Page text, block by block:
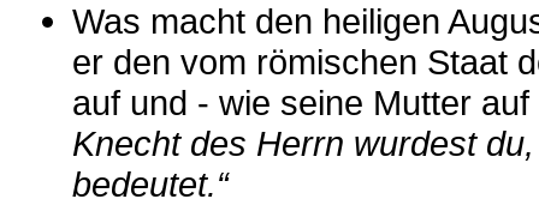
Was macht den heiligen
er den vom römischen Staat
auf und - wie seine Mutter
Knecht des Herrn wurdest
bedeutet.“